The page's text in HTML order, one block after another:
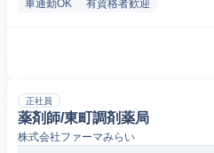
車通勤OK 有資格者歓迎
正社員
薬剤師/東町調剤薬局
株式会社ファーマみらい